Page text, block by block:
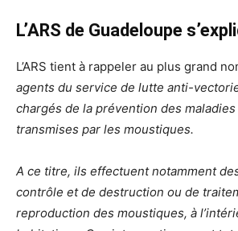
L’ARS de Guadeloupe
L’ARS tient à rappeler au plus grand
agents du service de lutte anti-
chargés de la prévention des
transmises par les moustiques.
A ce titre, ils effectuent notamment
contrôle et de destruction ou de
reproduction des moustiques, à